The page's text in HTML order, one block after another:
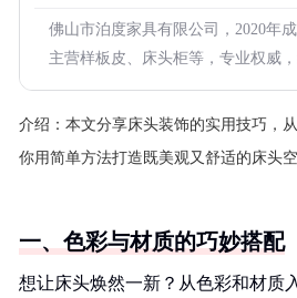
佛山市泊度家具有限公司，2020年
主营样板皮、床头柜等，专业权威，
介绍： 本文分享床头装饰的实用技巧，
你用简单方法打造既美观又舒适的床头
一、色彩与材质的巧妙搭配
想让床头焕然一新？从色彩和材质